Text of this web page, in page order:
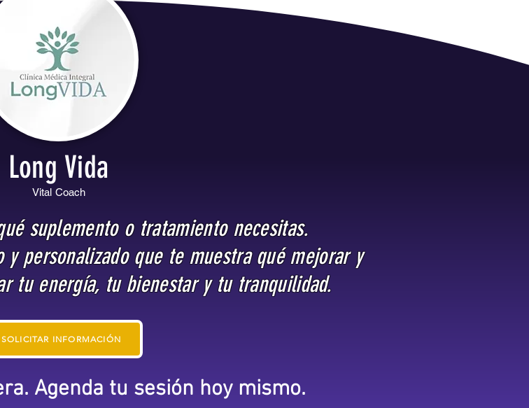
Long Vida
Vital Coach
suplemento o tratamiento necesitas.
personalizado que te muestra qué mejorar y
tu energía, tu bienestar y tu tranquilidad.
SOLICITAR INFORMACIÓN
Agenda tu sesión hoy mismo.